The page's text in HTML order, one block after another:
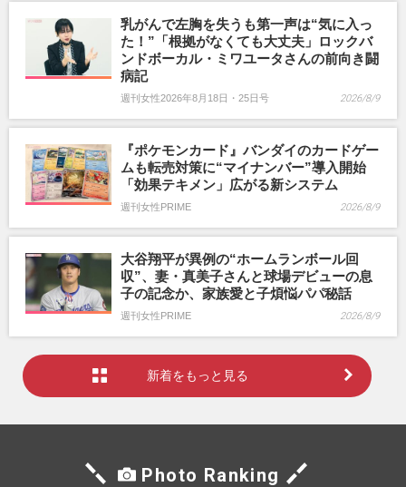
乳がんで左胸を失うも第一声は“気に入っ
た！”「根拠がなくても大丈夫」ロックバ
ンドボーカル・ミワユータさんの前向き闘
病記
週刊女性2026年8月18日・25日号 2026/8/9
『ポケモンカード』バンダイのカードゲー
ムも転売対策に“マイナンバー”導入開始
「効果テキメン」広がる新システム
週刊女性PRIME 2026/8/9
大谷翔平が異例の“ホームランボール回
収”、妻・真美子さんと球場デビューの息
子の記念か、家族愛と子煩悩パパ秘話
週刊女性PRIME 2026/8/9
新着をもっと見る
Photo Ranking